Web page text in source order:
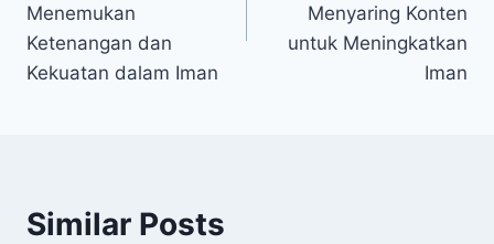
Menemukan
Ketenangan dan
Kekuatan dalam Iman
Menyaring Konten
untuk Meningkatkan
Iman
Similar Posts